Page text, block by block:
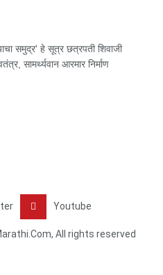
समुद्र' हे सूत्र छत्रपती शिवाजी
सामर्थ्यवान आरमार निर्माण
Youtube
All rights reserved